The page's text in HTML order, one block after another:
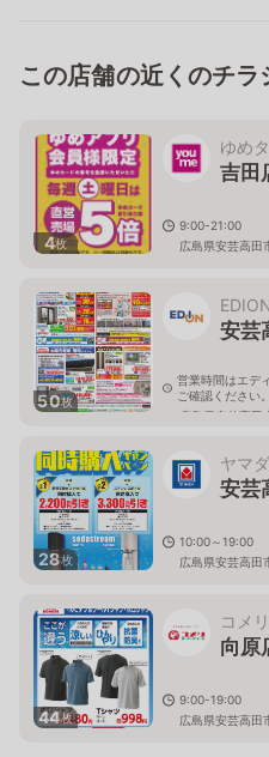
この店舗の近くのチラ
4枚
ゆめ
吉田
9:00-21:00
広島県安芸高田
50枚
EDION
安芸
営業時間はエデ
ご確認ください。
広島県安芸高田
28枚
ヤマ
安芸
10:00～19:00
広島県安芸高田
44枚
コメ
向原
9:00-19:00
広島県安芸高田